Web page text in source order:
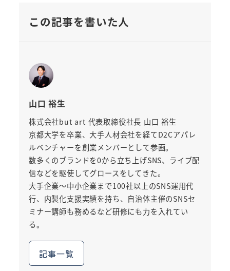
この記事を書いた人
山口 裕生
株式会社but art 代表取締役社長 山口 裕生
京都大学を卒業、大手人材会社を経てD2Cアパレ
ルベンチャーを創業メンバーとして参画。
数多くのブランドを0から立ち上げSNS、ライブ配
信などを駆使してグロースをしてきた。
大手企業～中小企業まで100社以上のSNS運用代
行、内製化支援実績を持ち、自治体主催のSNSセ
ミナー講師も務めるなど研修にも力を入れてい
る。
記事一覧